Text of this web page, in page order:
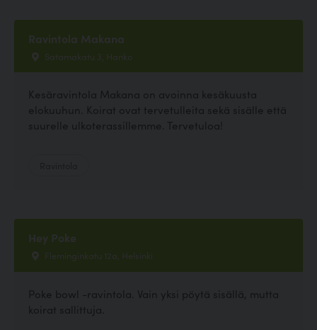
Ravintola Makana
Satamakatu 3, Hanko
Kesäravintola Makana on avoinna kesäkuusta
elokuuhun. Koirat ovat tervetulleita sekä sisälle että
suurelle ulkoterassillemme. Tervetuloa!
Hey Poke
Fleminginkatu 12a, Helsinki
Poke bowl -ravintola. Vain yksi pöytä sisällä, mutta
koirat sallittuja.